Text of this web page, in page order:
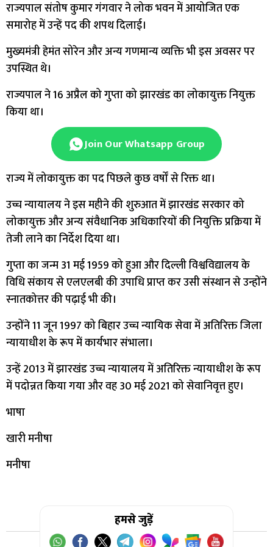
राज्यपाल संतोष कुमार गंगवार ने लोक भवन में आयोजित एक
समारोह में उन्हें पद की शपथ दिलाई।
मुख्यमंत्री हेमंत सोरेन और अन्य गणमान्य व्यक्ति भी इस अवसर पर
उपस्थित थे।
राज्यपाल ने 16 अप्रैल को गुप्ता को झारखंड का लोकायुक्त नियुक्त
किया था।
Join Our Whatsapp Group
राज्य में लोकायुक्त का पद पिछले कुछ वर्षों से रिक्त था।
उच्च न्यायालय ने इस महीने की शुरुआत में झारखंड सरकार को
लोकायुक्त और अन्य संवैधानिक अधिकारियों की नियुक्ति प्रक्रिया में
तेजी लाने का निर्देश दिया था।
गुप्ता का जन्म 31 मई 1959 को हुआ और दिल्ली विश्वविद्यालय के
विधि संकाय से एलएलबी की उपाधि प्राप्त कर उसी संस्थान से उन्होंने
स्नातकोत्तर की पढ़ाई भी की।
उन्होंने 11 जून 1997 को बिहार उच्च न्यायिक सेवा में अतिरिक्त जिला
न्यायाधीश के रूप में कार्यभार संभाला।
उन्हें 2013 में झारखंड उच्च न्यायालय में अतिरिक्त न्यायाधीश के रूप
में पदोन्नत किया गया और वह 30 मई 2021 को सेवानिवृत्त हुए।
भाषा
खारी मनीषा
मनीषा
हमसे जुड़ें